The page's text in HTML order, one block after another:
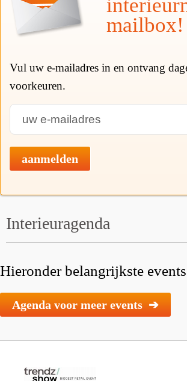
mailbox!
Vul uw e-mailadres in en ontvang
voorkeuren.
aanmelden
Interieuragenda
Hieronder belangrijkste
Agenda voor meer events ➔